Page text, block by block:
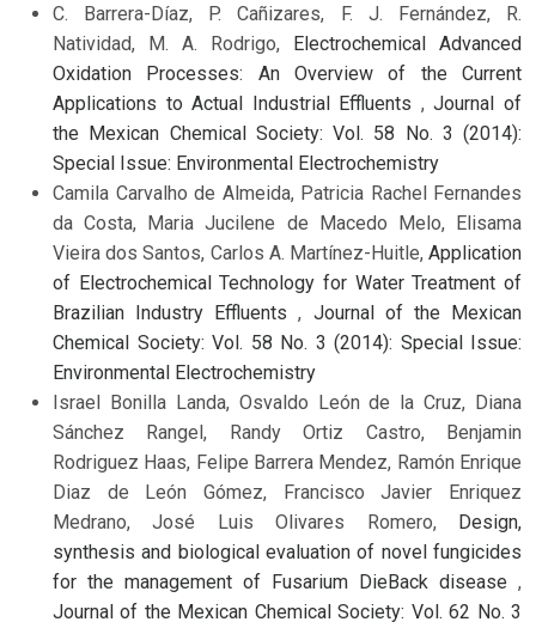
C. Barrera-Díaz, P. Cañizares, F. J. Fernández, R.
Natividad, M. A. Rodrigo, Electrochemical Advanced
Oxidation Processes: An Overview of the Current
Applications to Actual Industrial Effluents ,Journal of
the Mexican Chemical Society: Vol. 58 No. 3 (2014):
Special Issue: Environmental Electrochemistry
Camila Carvalho de Almeida, Patricia Rachel Fernandes
da Costa, Maria Jucilene de Macedo Melo, Elisama
Vieira dos Santos, Carlos A. Martínez-Huitle, Application
of Electrochemical Technology for Water Treatment of
Brazilian Industry Effluents, Journal of the Mexican
Chemical Society: Vol. 58 No. 3 (2014): Special Issue:
Environmental Electrochemistry
Israel Bonilla Landa, Osvaldo León de la Cruz, Diana
Sánchez Rangel, Randy Ortiz Castro, Benjamin
Rodriguez Haas, Felipe Barrera Mendez, Ramón Enrique
Diaz de León Gómez, Francisco Javier Enriquez
Medrano, José Luis Olivares Romero, Design,
synthesis and biological evaluation of novel fungicides
for the management of Fusarium DieBack disease ,
Journal of the Mexican Chemical Society: Vol. 62 No. 3